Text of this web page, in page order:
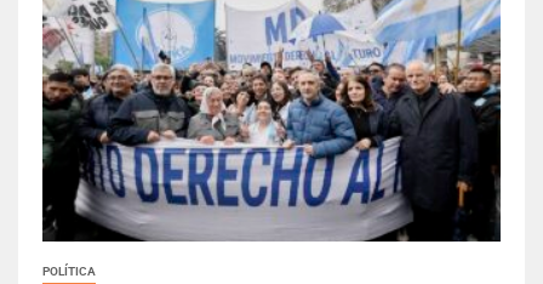
POLÍTICA